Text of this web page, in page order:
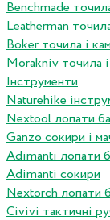
Benchmade
Leatherman
Boker точила і
Morakniv точила і
Інструменти
Naturehike
Nextool лопати
Ganzo сокири і
Adimanti лопати
Adimanti сокири
Nextorch лопати
Сivivi тактичні